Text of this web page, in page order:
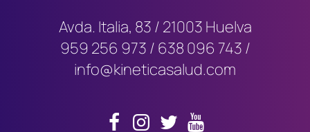
Avda. Italia, 83 / 21003 Huelva
959 256 973 / 638 096 743 /
info@kineticasalud.com